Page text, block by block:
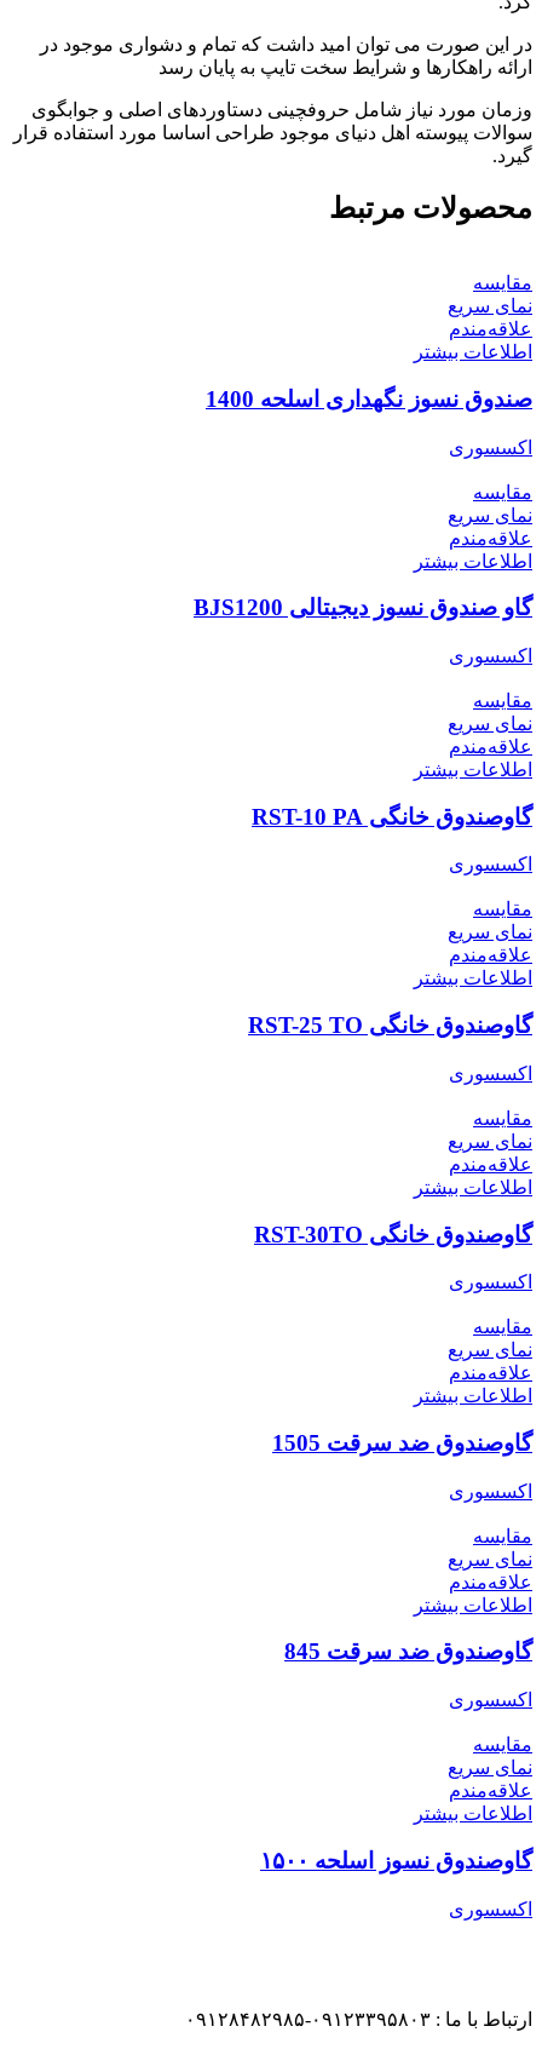
در این صورت می توان امید داشت که تمام و دشواری موجود در
ارائه راهکارها و شرایط سخت تایپ به پایان رسد
وزمان مورد نیاز شامل حروفچینی دستاوردهای اصلی و جوابگوی
سوالات پیوسته اهل دنیای موجود طراحی اساسا مورد استفاده قرار
گیرد.
محصولات مرتبط
مقایسه
نمای سریع
علاقه‌مندم
اطلاعات بیشتر
صندوق نسوز نگهداری اسلحه 1400
اکسسوری
مقایسه
نمای سریع
علاقه‌مندم
اطلاعات بیشتر
گاو صندوق نسوز دیجیتالی BJS1200
اکسسوری
مقایسه
نمای سریع
علاقه‌مندم
اطلاعات بیشتر
گاوصندوق خانگی RST-10 PA
اکسسوری
مقایسه
نمای سریع
علاقه‌مندم
اطلاعات بیشتر
گاوصندوق خانگی RST-25 TO
اکسسوری
مقایسه
نمای سریع
علاقه‌مندم
اطلاعات بیشتر
گاوصندوق خانگی RST-30TO
اکسسوری
مقایسه
نمای سریع
علاقه‌مندم
اطلاعات بیشتر
گاوصندوق ضد سرقت 1505
اکسسوری
مقایسه
نمای سریع
علاقه‌مندم
اطلاعات بیشتر
گاوصندوق ضد سرقت 845
اکسسوری
مقایسه
نمای سریع
علاقه‌مندم
اطلاعات بیشتر
گاوصندوق نسوز اسلحه ۱۵۰۰
اکسسوری
ارتباط با ما : ۰۹۱۲۳۳۹۵۸۰۳-۰۹۱۲۸۴۸۲۹۸۵